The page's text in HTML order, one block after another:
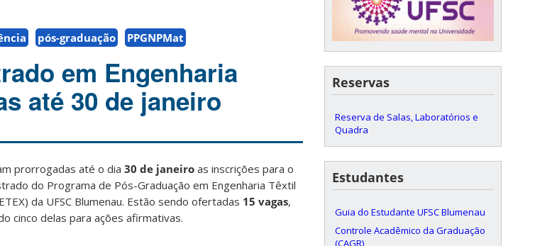
pós-graduação PPGNPMat
em Engenharia
até 30 de janeiro
prorrogadas até o dia 30 de janeiro as inscrições para o
do Programa de Pós-Graduação em Engenharia Têxtil
da UFSC Blumenau. Estão sendo ofertadas 15 vagas,
cinco delas para ações afirmativas.
Reservas
Reserva de Salas, Laboratórios e
Quadra
Estudantes
Guia do Estudante UFSC Blumenau
Controle Acadêmico da Graduação
(CAGR)